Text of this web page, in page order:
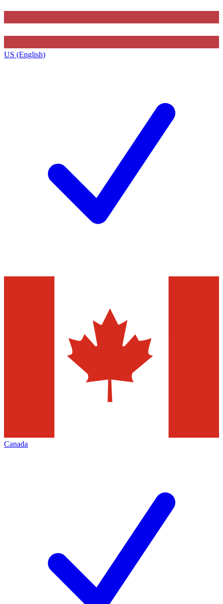
US (English)
Canada